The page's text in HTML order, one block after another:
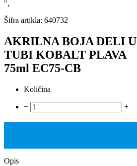
",
Šifra artikla: 640732
AKRILNA BOJA DELI U
TUBI KOBALT PLAVA
75ml EC75-CB
Količina
− +
Opis